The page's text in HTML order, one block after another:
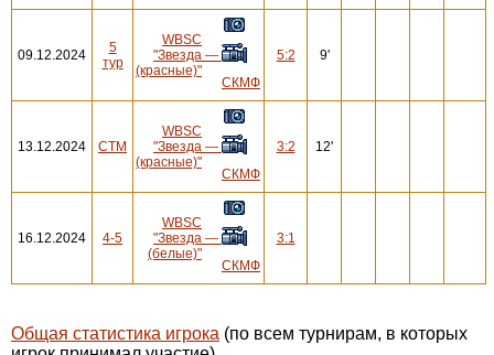
09.12.2024
5
тур
WBSC
"Звезда
(красные)"
—
СКМФ
5:2 9'
13.12.2024 СТМ
WBSC
"Звезда
(красные)"
—
СКМФ
3:2 12'
16.12.2024 4-5
WBSC
"Звезда
(белые)"
—
СКМФ
3:1
Общая статистика игрока (по всем турнирам, в которых